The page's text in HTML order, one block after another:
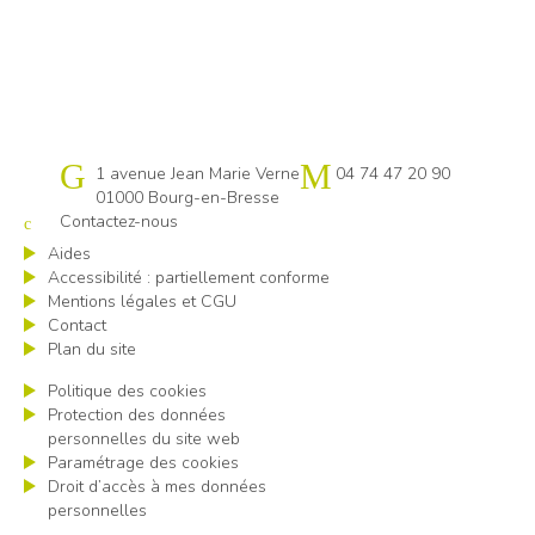
Cap emploi 01
1 avenue Jean Marie Verne
01000 Bourg-en-Bresse
04 74 47 20 90
Contactez-nous
Aides
Accessibilité : partiellement conforme
Mentions légales et CGU
Contact
Plan du site
Politique des cookies
Protection des données
personnelles du site web
Paramétrage des cookies
Droit d’accès à mes données
personnelles